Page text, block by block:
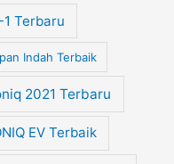
Terbaru
Indah Terbaik
2021 Terbaru
EV Terbaik